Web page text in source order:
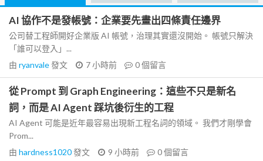
AI 協作不是發帳號：企業要先畫出四條責任邊界
公司替工程師開好企業版 AI 帳號，治理其實還沒開始。 帳號只解決
「誰可以登入」...
由 ryanvale發文 7 小時前 0個留言
從 Prompt 到 Graph Engineering：這些不只是新名
詞，而是 AI Agent 踩坑後衍生的工程
AI Agent 可能是近年最容易出現新工程名詞的領域。 我們才剛學會
Prom...
由 hardness1020發文 9 小時前 0個留言